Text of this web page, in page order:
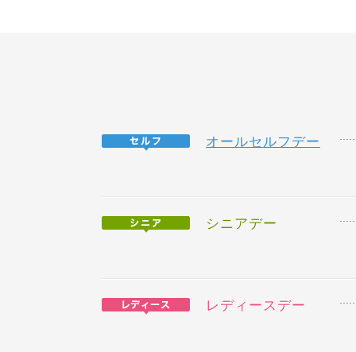
オールセルフデー
シニアデー
レディースデー